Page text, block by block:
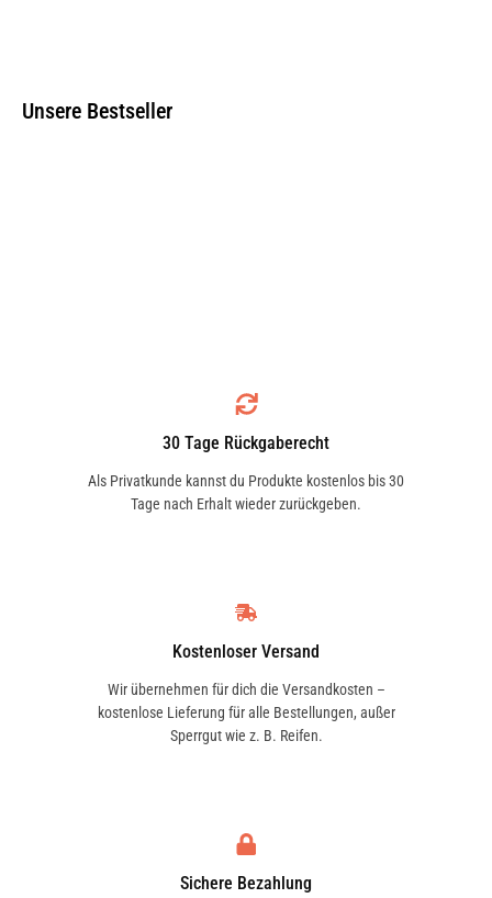
Unsere Bestseller
30 Tage Rückgaberecht
Als Privatkunde kannst du Produkte kostenlos bis 30
Tage nach Erhalt wieder zurückgeben.
Kostenloser Versand
Wir übernehmen für dich die Versandkosten –
kostenlose Lieferung für alle Bestellungen, außer
Sperrgut wie z. B. Reifen.
Sichere Bezahlung